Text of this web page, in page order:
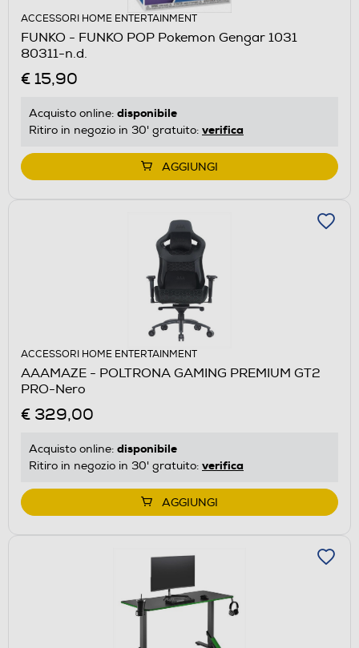
ACCESSORI HOME ENTERTAINMENT
FUNKO - FUNKO POP Pokemon Gengar 1031
80311-n.d.
€ 15,90
Acquisto online: disponibile
Ritiro in negozio in 30' gratuito: verifica
AGGIUNGI
ACCESSORI HOME ENTERTAINMENT
AAAMAZE - POLTRONA GAMING PREMIUM GT2
PRO-Nero
€ 329,00
Acquisto online: disponibile
Ritiro in negozio in 30' gratuito: verifica
AGGIUNGI